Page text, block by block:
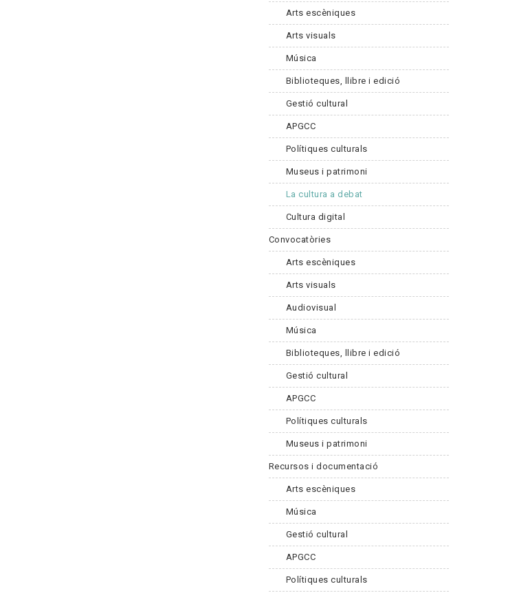
Arts escèniques
Arts visuals
Música
Biblioteques, llibre i edició
Gestió cultural
APGCC
Polítiques culturals
Museus i patrimoni
La cultura a debat
Cultura digital
Convocatòries
Arts escèniques
Arts visuals
Audiovisual
Música
Biblioteques, llibre i edició
Gestió cultural
APGCC
Polítiques culturals
Museus i patrimoni
Recursos i documentació
Arts escèniques
Música
Gestió cultural
APGCC
Polítiques culturals